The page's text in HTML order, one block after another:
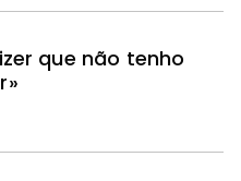
que não tenho